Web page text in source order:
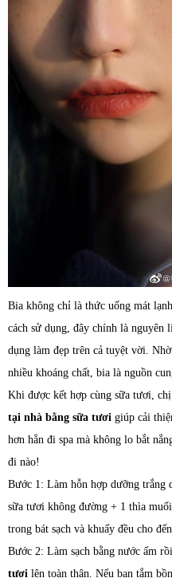
Bia không chỉ là thức uống mát
cách sử dụng, đây chính là nguyên
dụng làm đẹp trên cả tuyệt vời.
nhiều khoáng chất, bia là nguồn
Khi được kết hợp cùng sữa tươi,
tại nhà bằng sữa tươi giúp cải
hơn hẳn đi spa mà không lo bắt
đi nào!
Bước 1: Làm hỗn hợp dưỡng trắng
sữa tươi không đường + 1 thìa
trong bát sạch và khuấy đều cho
Bước 2: Làm sạch bằng nước ấm
tươi lên toàn thân. Nếu bạn tắm